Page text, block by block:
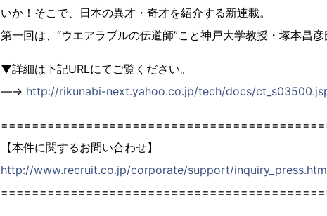
いか！そこで、日本の異才・奇才を紹介する新連載。
第一回は、“ウエアラブルの伝道師”こと神戸大学教授・塚本昌彦
▼詳細は下記URLにてご覧ください。
―→ http://rikunabi-next.yahoo.co.jp/tech/docs/
【本件に関するお問い合わせ】
http://www.recruit.co.jp/corporate/support/